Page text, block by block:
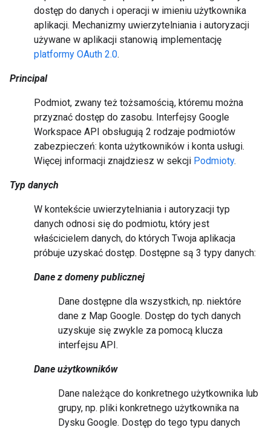
dostęp do danych i operacji w imieniu użytkownika
aplikacji. Mechanizmy uwierzytelniania i autoryzacji
używane w aplikacji stanowią implementację
platformy OAuth 2.0.
Principal
Podmiot, zwany też tożsamością, któremu można
przyznać dostęp do zasobu. Interfejsy Google
Workspace API obsługują 2 rodzaje podmiotów
zabezpieczeń: konta użytkowników i konta usługi.
Więcej informacji znajdziesz w sekcji Podmioty.
Typ danych
W kontekście uwierzytelniania i autoryzacji typ
danych odnosi się do podmiotu, który jest
właścicielem danych, do których Twoja aplikacja
próbuje uzyskać dostęp. Dostępne są 3 typy danych:
Dane z domeny publicznej
Dane dostępne dla wszystkich, np. niektóre
dane z Map Google. Dostęp do tych danych
uzyskuje się zwykle za pomocą klucza
interfejsu API.
Dane użytkowników
Dane należące do konkretnego użytkownika lub
grupy, np. pliki konkretnego użytkownika na
Dysku Google. Dostęp do tego typu danych